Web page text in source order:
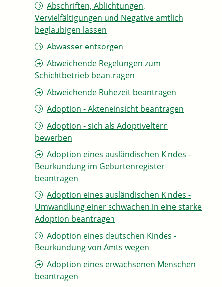
Abschriften, Ablichtungen,
Vervielfältigungen und Negative amtlich
beglaubigen lassen
Abwasser entsorgen
Abweichende Regelungen zum
Schichtbetrieb beantragen
Abweichende Ruhezeit beantragen
Adoption - Akteneinsicht beantragen
Adoption - sich als Adoptiveltern
bewerben
Adoption eines ausländischen Kindes -
Beurkundung im Geburtenregister
beantragen
Adoption eines ausländischen Kindes -
Umwandlung einer schwachen in eine starke
Adoption beantragen
Adoption eines deutschen Kindes -
Beurkundung von Amts wegen
Adoption eines erwachsenen Menschen
beantragen